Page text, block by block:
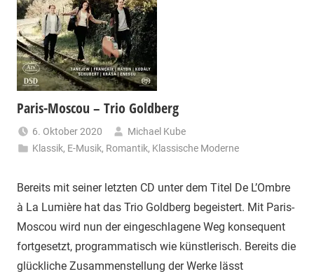
Paris-Moscou – Trio Goldberg
6. Oktober 2020
Michael Kube
Klassik, E-Musik, Romantik, Klassische Moderne
Bereits mit seiner letzten CD unter dem Titel De L’Ombre
à La Lumière hat das Trio Goldberg begeistert. Mit Paris-
Moscou wird nun der eingeschlagene Weg konsequent
fortgesetzt, programmatisch wie künstlerisch. Bereits die
glückliche Zusammenstellung der Werke lässt